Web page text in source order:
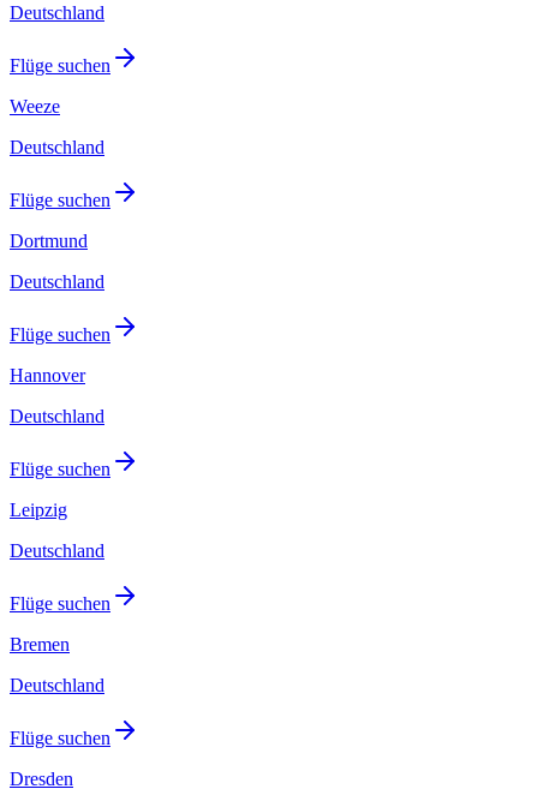
Deutschland
Flüge suchen
Weeze
Deutschland
Flüge suchen
Dortmund
Deutschland
Flüge suchen
Hannover
Deutschland
Flüge suchen
Leipzig
Deutschland
Flüge suchen
Bremen
Deutschland
Flüge suchen
Dresden